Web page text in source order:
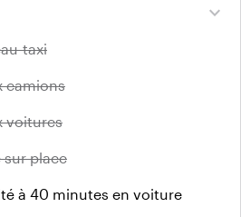
expand_more
taxi
camions
voitures
sur place
à 40 minutes en voiture